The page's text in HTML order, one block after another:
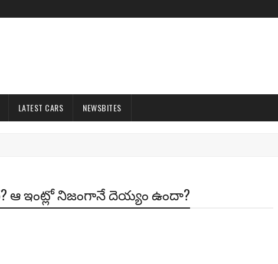
LATEST CARS NEWSBITES
ఆ ఇంట్లో నిజంగానే దెయ్యం ఉందా?